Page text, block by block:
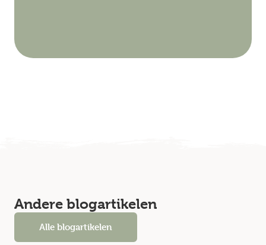
Andere blogartikelen
Alle blogartikelen